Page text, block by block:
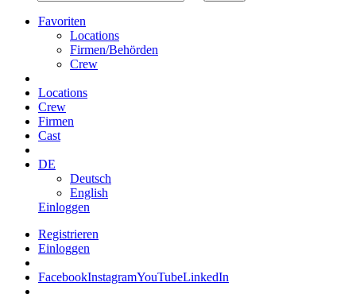
Favoriten
Locations
Firmen/Behörden
Crew
Locations
Crew
Firmen
Cast
DE
Deutsch
English
Einloggen
Registrieren
Einloggen
FacebookInstagramYouTubeLinkedIn